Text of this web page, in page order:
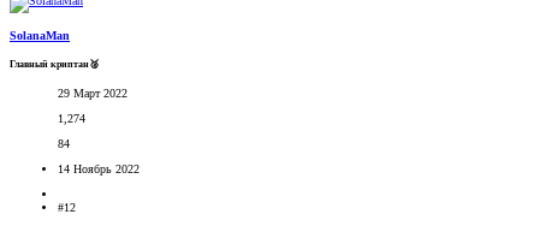
SolanaMan
Главный криптан🥈
29 Март 2022
1,274
84
14 Ноябрь 2022
#12